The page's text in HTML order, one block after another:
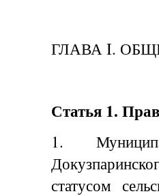
ГЛАВА I.
Статья 1.
1.
статусом